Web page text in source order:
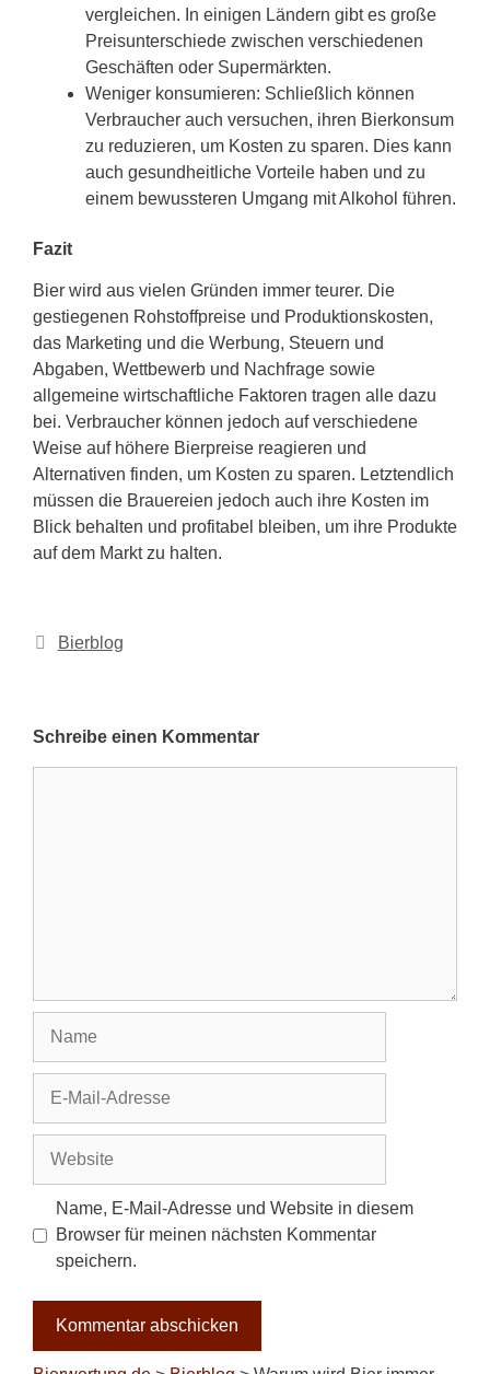
vergleichen. In einigen Ländern gibt es große
Preisunterschiede zwischen verschiedenen
Geschäften oder Supermärkten.
Weniger konsumieren: Schließlich können
Verbraucher auch versuchen, ihren Bierkonsum
zu reduzieren, um Kosten zu sparen. Dies kann
auch gesundheitliche Vorteile haben und zu
einem bewussteren Umgang mit Alkohol führen.
Fazit
Bier wird aus vielen Gründen immer teurer. Die
gestiegenen Rohstoffpreise und Produktionskosten,
das Marketing und die Werbung, Steuern und
Abgaben, Wettbewerb und Nachfrage sowie
allgemeine wirtschaftliche Faktoren tragen alle dazu
bei. Verbraucher können jedoch auf verschiedene
Weise auf höhere Bierpreise reagieren und
Alternativen finden, um Kosten zu sparen. Letztendlich
müssen die Brauereien jedoch auch ihre Kosten im
Blick behalten und profitabel bleiben, um ihre Produkte
auf dem Markt zu halten.
Kategorien
Bierblog
Schreibe einen Kommentar
Adresse
Name, E-Mail-Adresse und Website in diesem
Browser für meinen nächsten Kommentar
speichern.